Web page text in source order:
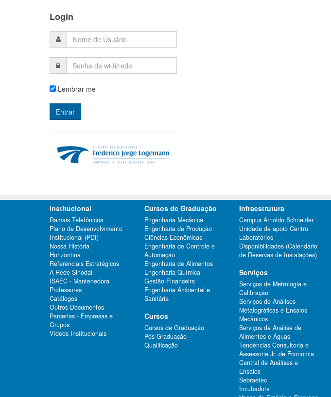
Login
Lembrar-me
Institucional
Ramais Telefônicos
Plano de Desenvolvimento
Institucional (PDI)
Nossa História
Horizontina
Referenciais Estratégicos
A Rede Sinodal
ISAEC - Mantenedora
Professores
Catálogos
Outros Documentos
Parcerias - Empresas e
Grupos
Vídeos Institucionais
Cursos de Graduação
Engenharia Mecânica
Engenharia de Produção
Ciências Econômicas
Engenharia de Controle e
Automação
Engenharia de Alimentos
Engenharia Química
Gestão Financeira
Engenharia Ambiental e
Sanitária
Cursos
Cursos de Graduação
Pós-Graduação
Qualificação
Infraestrutura
Campus Arnoldo Schneider
Unidade de apoio Centro
Laboratórios
Disponibilidades (Calendário
de Reservas de Instalações)
Serviços
Serviços de Metrologia e
Calibração
Serviços de Análises
Metalográficas e Ensaios
Mecânicos
Serviços de Análise de
Alimentos e Águas
Tendências Consultoria e
Assessoria Jr. de Economia
Central de Análises e
Ensaios
Sebraetec
Incubadora